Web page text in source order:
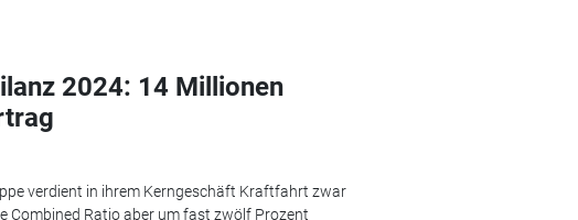
2024: 14 Millionen
verdient in ihrem Kerngeschäft Kraftfahrt zwar
Combined Ratio aber um fast zwölf Prozent